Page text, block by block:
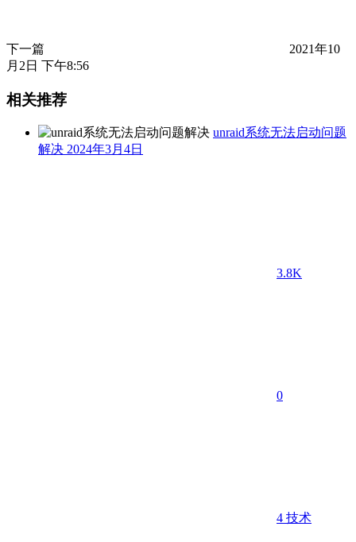
下一篇
2021年10
月2日 下午8:56
相关推荐
unraid系统无法启动问题
解决 2024年3月4日
3.8K
0
4 技术